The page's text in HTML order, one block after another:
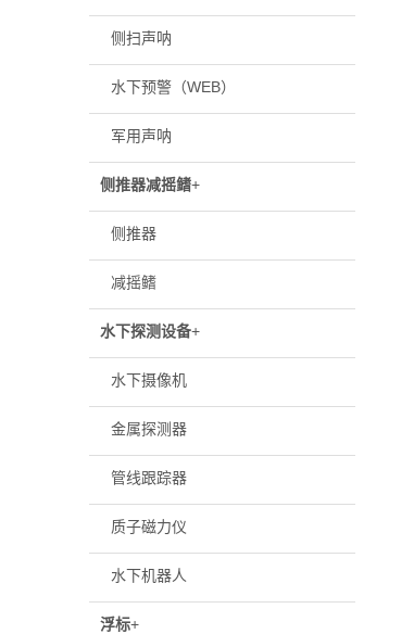
侧扫声呐
水下预警（WEB）
军用声呐
侧推器减摇鳍+
侧推器
减摇鳍
水下探测设备+
水下摄像机
金属探测器
管线跟踪器
质子磁力仪
水下机器人
浮标+